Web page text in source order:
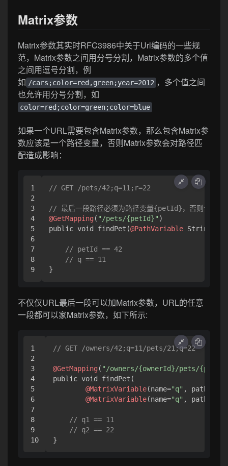
Matrix参数
Matrix参数其实时RFC3986中关于Url编码的一些规
范，Matrix参数之间用分号分割，Matrix参数的多个值
之间用逗号分割，例
如 /cars;color=red,green;year=2012 ，多个值之间
也允许用分号分割，如
color=red;color=green;color=blue
如果一个URL需要包含Matrix参数，那么包含Matrix参
数应该是一个路径变量，否则Matrix参数会对路径匹
配造成影响：
1
2
3
4
5
6
7
8
// GET /pets/42;q=11;r=22
// 最后一段路径必须为路径变量{petId}，否则会造成
@GetMapping( "/pets/{petId}" )
public void findPet(@PathVariable String
// petId == 42
// q == 11
}
不仅仅URL最后一段可以加Matrix参数，URL的任意
一段都可以家Matrix参数，如下所示:
1
2
3
4
5
6
7
8
9
// GET /owners/42;q=11/pets/21;q=22
@GetMapping( "/owners/{ownerId}/pets/
public void findPet(
@MatrixVariable(name="q" , pathVar=
@MatrixVariable(name="q" , pathVar=
// q1 == 11
// q2 == 22
}